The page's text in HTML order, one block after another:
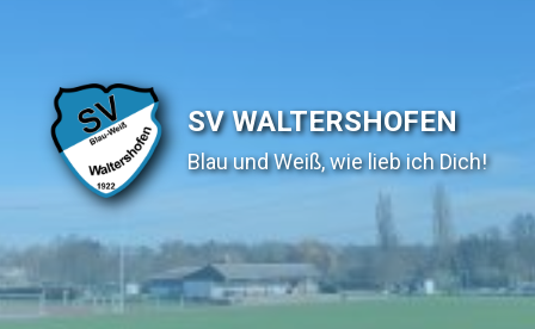
SV WALTERSHOFEN
Blau und Weiß, wie lieb ich Dich!